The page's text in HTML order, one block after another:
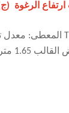
الرغوة
متر. ما هو ارتفاع الرغوة بالأمتار؟